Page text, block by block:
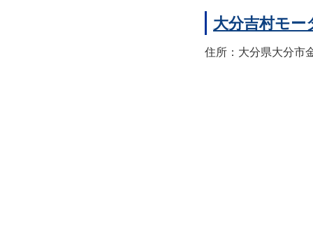
大分吉村モー
住所：大分県大分市